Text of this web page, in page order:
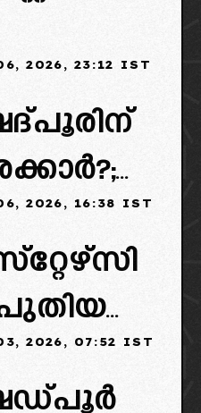
AUG 06, 2026, 23:12 IST
AUG 06, 2026, 16:38 IST
പുതിയ
AUG 03, 2026, 07:52 IST